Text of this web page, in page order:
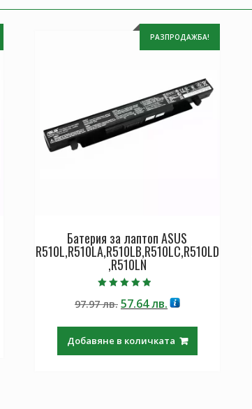
РАЗПРОДАЖБА!
Батерия за лаптоп ASUS
R510L,R510LA,R510LB,R510LC,R510LD
,R510LN
4.50
от 5
97.97лв. Original
97.97 лв..
57.64лв.Текущата
57.64 лв..
Добавяне в количката